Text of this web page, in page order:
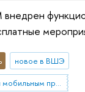
внедрен
новое в ВШЭ
Дирекция по порталу и мобильным приложениям